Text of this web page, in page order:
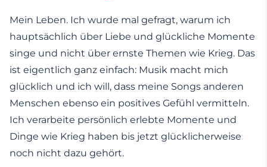
Mein Leben. Ich wurde mal gefragt, warum ich
hauptsächlich über Liebe und glückliche Momente
singe und nicht über ernste Themen wie Krieg. Das
ist eigentlich ganz einfach: Musik macht mich
glücklich und ich will, dass meine Songs anderen
Menschen ebenso ein positives Gefühl vermitteln.
Ich verarbeite persönlich erlebte Momente und
Dinge wie Krieg haben bis jetzt glücklicherweise
noch nicht dazu gehört.